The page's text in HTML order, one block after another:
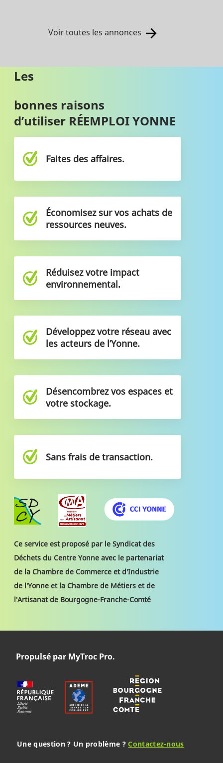
Voir toutes les annonces
Les
bonnes raisons
d’utiliser RÉEMPLOI YONNE
Faites des affaires.
Économisez sur vos achats de
ressources neuves.
Réduisez votre impact
environnemental.
Développez votre réseau avec
les acteurs de l’Yonne.
Désencombrez vos espaces et
votre stockage.
Sans frais de transaction.
Ce service est proposé par le Syndicat des
Déchets du Centre Yonne avec le partenariat
de la Chambre de Commerce et d'Industrie
de l'Yonne et la Chambre de Métiers et de
l'Artisanat de Bourgogne-Franche-Comté
Propulsé par MyTroc Pro.
Une question ? Un problème ?Contactez-nous